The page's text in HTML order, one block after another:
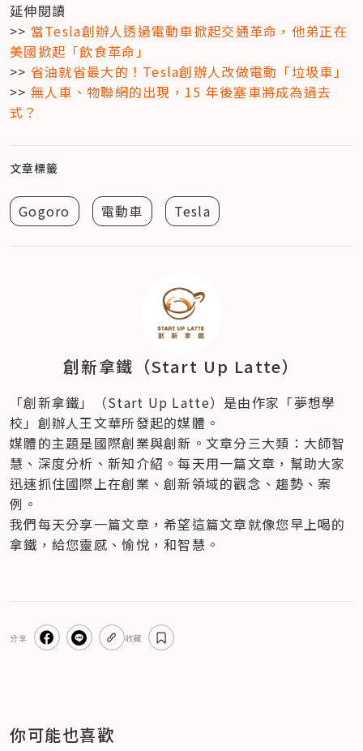
延伸閱讀
>> 當Tesla創辦人透過電動車掀起交通革命，他弟正在
美國掀起「飲食革命」
>> 省油就省最大的！Tesla創辦人改做電動「垃圾車」
>> 無人車、物聯網的出現，15 年後塞車將成為過去
式？
文章標籤
Gogoro 電動車 Tesla
創新拿鐵（Start Up Latte）
「創新拿鐵」（Start Up Latte）是由作家「夢想學
校」創辦人王文華所發起的媒體。
媒體的主題是國際創業與創新。文章分三大類：大師智
慧、深度分析、新知介紹。每天用一篇文章，幫助大家
迅速抓住國際上在創業、創新領域的觀念、趨勢、案
例。
我們每天分享一篇文章，希望這篇文章就像您早上喝的
拿鐵，給您靈感、愉悅，和智慧。
分享 收藏
你可能也喜歡